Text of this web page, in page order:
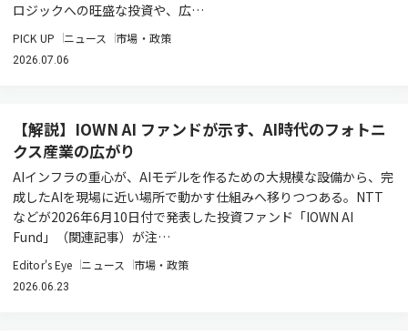
ロジックへの旺盛な投資や、広…
PICK UP ニュース 市場・政策
2026.07.06
【解説】IOWN AI ファンドが示す、AI時代のフォトニ
クス産業の広がり
AIインフラの重心が、AIモデルを作るための大規模な設備から、完
成したAIを現場に近い場所で動かす仕組みへ移りつつある。NTT
などが2026年6月10日付で発表した投資ファンド「IOWN AI
Fund」（関連記事）が注…
Editor's Eye ニュース 市場・政策
2026.06.23